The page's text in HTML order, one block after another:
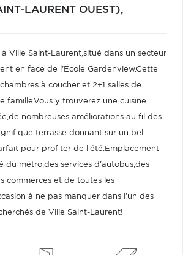
LAURENT OUEST),
Ville Saint-Laurent,situé dans un secteur
en face de l'École Gardenview.Cette
à coucher et 2+1 salles de
famille.Vous y trouverez une cuisine
nombreuses améliorations au fil des
terrasse donnant sur un bel
pour profiter de l'été.Emplacement
du métro,des services d'autobus,des
commerces et de toutes les
à ne pas manquer dans l'un des
de Ville Saint-Laurent!